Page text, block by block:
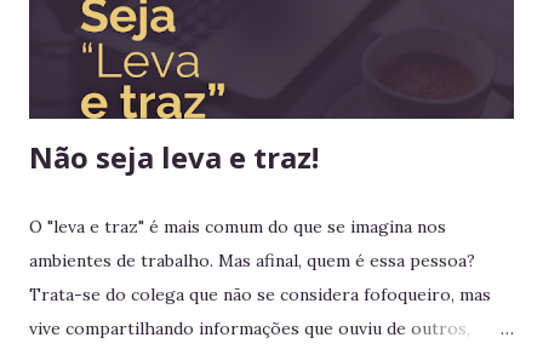
imensas em diversos continentes, até aquele momento
nenhum rei havia colocado os pés em seus territórios
ultramarinos para uma simples...
Não seja leva e traz!
O "leva e traz" é mais comum do que se imagina nos
ambientes de trabalho. Mas afinal, quem é essa pessoa?
Trata-se do colega que não se considera fofoqueiro, mas
vive compartilhando informações que ouviu de outros,